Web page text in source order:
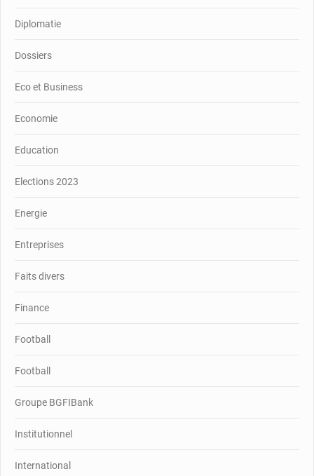
Diplomatie
Dossiers
Eco et Business
Economie
Education
Elections 2023
Energie
Entreprises
Faits divers
Finance
Football
Football
Groupe BGFIBank
Institutionnel
International